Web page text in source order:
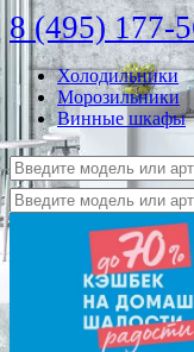
8 (495) 177-
Холодильники
Морозильники
Винные шкафы